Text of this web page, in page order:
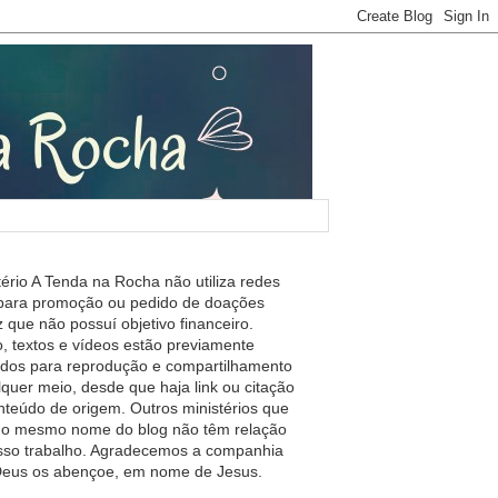
A Tenda na Rocha não utiliza redes
promoção ou pedido de doações
que não possuí objetivo financeiro.
textos e vídeos estão previamente
para reprodução e compartilhamento
meio, desde que haja link ou citação
de origem. Outros ministérios que
mesmo nome do blog não têm relação
trabalho. Agradecemos a companhia
os abençoe, em nome de Jesus.